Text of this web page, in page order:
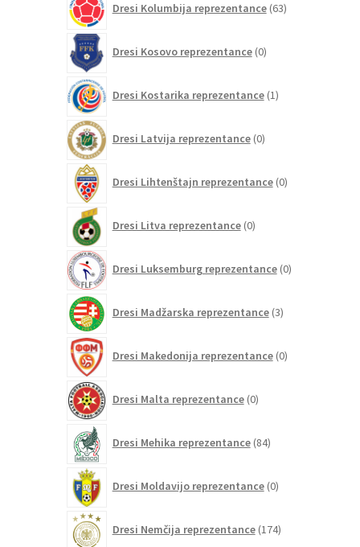
Dresi Kolumbija reprezentance 63izdelkov
Dresi Kosovo reprezentance 0izdelkov
Dresi Kostarika reprezentance 1izdelek
Dresi Latvija reprezentance 0izdelkov
Dresi Lihtenštajn reprezentance 0izdelkov
Dresi Litva reprezentance 0izdelkov
Dresi Luksemburg reprezentance 0izdelkov
Dresi Madžarska reprezentance 3izdelki
Dresi Makedonija reprezentance 0izdelkov
Dresi Malta reprezentance 0izdelkov
Dresi Mehika reprezentance 84izdelkov
Dresi Moldavijo reprezentance 0izdelkov
Dresi Nemčija reprezentance 174izdelkov